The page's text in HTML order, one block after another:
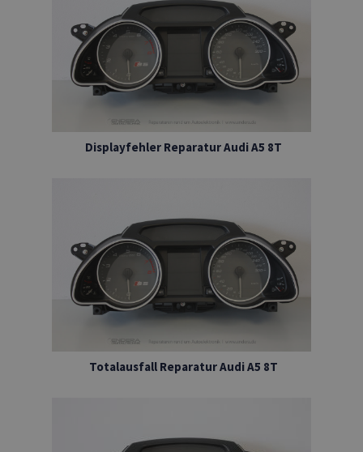
Displayfehler Reparatur Audi A5 8T
Totalausfall Reparatur Audi A5 8T